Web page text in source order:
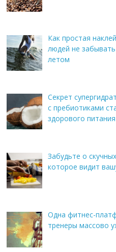
Как простая
людей не
летом
Секрет
с пребиотиками
здорового питания
Забудьте о
которое видит
Одна фитнес-
тренеры массово